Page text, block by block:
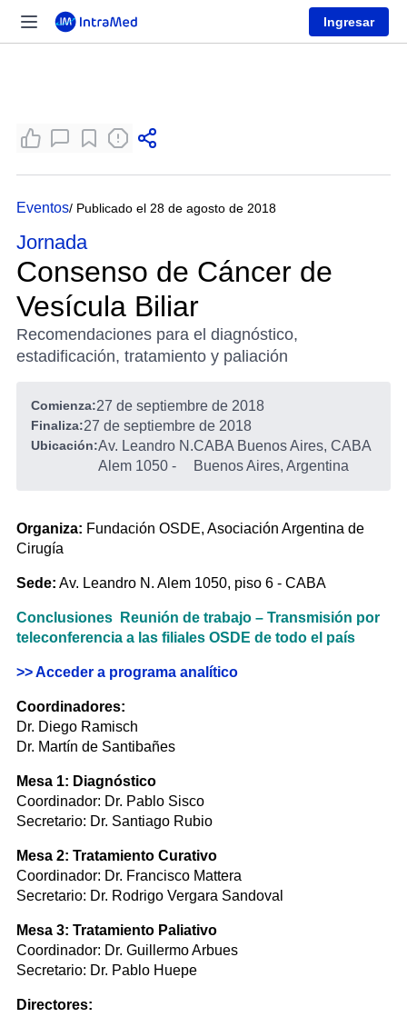
Ingresar
Eventos/ Publicado el 28 de agosto de 2018
Jornada
Consenso de Cáncer de
Vesícula Biliar
Recomendaciones para el diagnóstico,
estadificación, tratamiento y paliación
Comienza:27 de septiembre de 2018
Finaliza:27 de septiembre de 2018
Ubicación:Av. Leandro N.
Alem 1050 -
CABA Buenos Aires, CABA
Buenos Aires, Argentina
Organiza: Fundación OSDE, Asociación Argentina de
Cirugía
Sede: Av. Leandro N. Alem 1050, piso 6 - CABA
Conclusiones Reunión de trabajo – Transmisión por
teleconferencia a las filiales OSDE de todo el país
>> Acceder a programa analítico
Coordinadores:
Dr. Diego Ramisch
Dr. Martín de Santibañes
Mesa 1: Diagnóstico
Coordinador: Dr. Pablo Sisco
Secretario: Dr. Santiago Rubio
Mesa 2: Tratamiento Curativo
Coordinador: Dr. Francisco Mattera
Secretario: Dr. Rodrigo Vergara Sandoval
Mesa 3: Tratamiento Paliativo
Coordinador: Dr. Guillermo Arbues
Secretario: Dr. Pablo Huepe
Directores: